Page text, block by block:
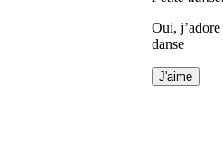
Oui,
danse
J'aime